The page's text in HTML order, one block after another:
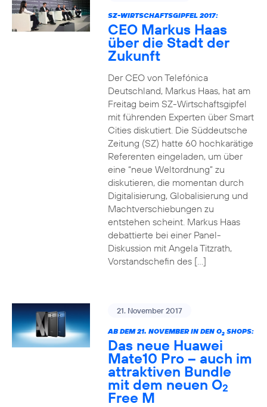
SZ-WIRTSCHAFTSGIPFEL 2017:
CEO Markus Haas
über die Stadt der
Zukunft
Der CEO von Telefónica
Deutschland, Markus Haas, hat am
Freitag beim SZ-Wirtschaftsgipfel
mit führenden Experten über Smart
Cities diskutiert. Die Süddeutsche
Zeitung (SZ) hatte 60 hochkarätige
Referenten eingeladen, um über
eine “neue Weltordnung” zu
diskutieren, die momentan durch
Digitalisierung, Globalisierung und
Machtverschiebungen zu
entstehen scheint. Markus Haas
debattierte bei einer Panel-
Diskussion mit Angela Titzrath,
Vorstandschefin des […]
21. November 2017
AB DEM 21. NOVEMBER IN DEN O2SHOPS:
Das neue Huawei
Mate10 Pro – auch im
attraktiven Bundle
mit dem neuen O2
Free M